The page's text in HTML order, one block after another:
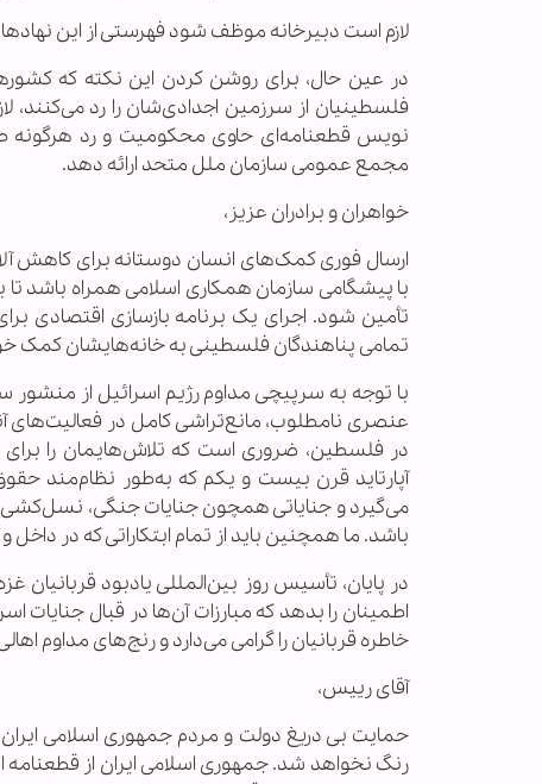
لازم است دبیرخانه موظف شود فهرستی از این
در عین حال، برای روشن کردن این نکته که
فلسطینیان از سرزمین‌ اجدادی‌شان را رد
نویس قطعنامه‌ای حاوی محکومیت و رد هرگونه
مجمع عمومی سازمان ملل متحد ارائه دهد.
خواهران و برادران عزیز،
ارسال فوری کمک‌های انسان دوستانه برای کاهش
با پیشگامی سازمان همکاری اسلامی همراه باشد
تأمین شود. اجرای یک برنامه بازسازی اقتصادی
تمامی پناهندگان فلسطینی به خانه‌هایشان کمک
با توجه به سرپیچی مداوم رژیم اسرائیل از
عنصری نامطلوب، مانع‌تراشی کامل در فعالیت‌های
در فلسطین، ضروری است که تلاش‌هایمان را برای
آپارتاید قرن بیست و یکم که به‌طور نظام‌مند
می‌گیرد و جنایاتی همچون جنایات جنگی، نسل‌کشی
باشد. ما همچنین باید از تمام ابتکاراتی که در
در پایان، تأسیس روز بین‌المللی یادبود
اطمینان را بدهد که مبارزات آن‌ها در قبال
خاطره قربانیان را گرامی می‌دارد و رنج‌های مداوم
آقای رییس،
حمایت بی دریغ دولت و مردم جمهوری اسلامی
رنگ نخواهد شد. جمهوری اسلامی ایران از